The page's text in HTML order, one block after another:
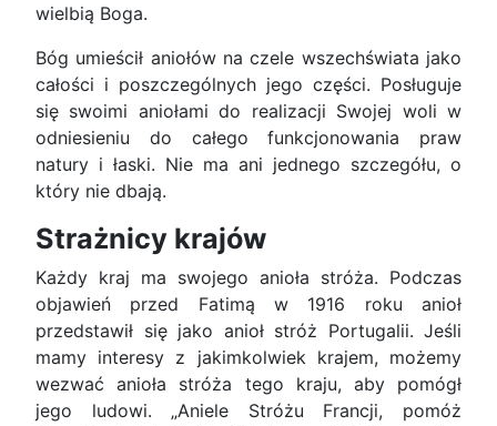
wielbią Boga.
Bóg umieścił aniołów na czele wszechświata jako
całości i poszczególnych jego części. Posługuje
się swoimi aniołami do realizacji Swojej woli w
odniesieniu do całego funkcjonowania praw
natury i łaski. Nie ma ani jednego szczegółu, o
który nie dbają.
Strażnicy krajów
Każdy kraj ma swojego anioła stróża. Podczas
objawień przed Fatimą w 1916 roku anioł
przedstawił się jako anioł stróż Portugalii. Jeśli
mamy interesy z jakimkolwiek krajem, możemy
wezwać anioła stróża tego kraju, aby pomógł
jego ludowi. „Aniele Stróżu Francji, pomóż